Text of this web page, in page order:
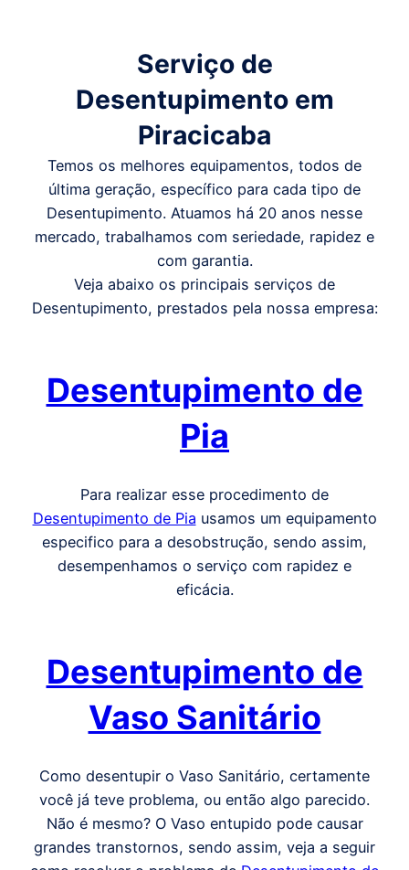
Serviço de
Desentupimento em
Piracicaba
Temos os melhores equipamentos, todos de
última geração, específico para cada tipo de
Desentupimento. Atuamos há 20 anos nesse
mercado, trabalhamos com seriedade, rapidez e
com garantia.
Veja abaixo os principais serviços de
Desentupimento, prestados pela nossa empresa:
Desentupimento de
Pia
Para realizar esse procedimento de
Desentupimento de Pia usamos um equipamento
especifico para a desobstrução, sendo assim,
desempenhamos o serviço com rapidez e
eficácia.
Desentupimento de
Vaso Sanitário
Como desentupir o Vaso Sanitário, certamente
você já teve problema, ou então algo parecido.
Não é mesmo? O Vaso entupido pode causar
grandes transtornos, sendo assim, veja a seguir